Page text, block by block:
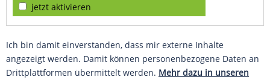
jetzt aktivieren
Ich bin damit einverstanden, dass mir externe Inhalte
angezeigt werden. Damit können personenbezogene Daten an
Drittplattformen übermittelt werden. Mehr dazu in unseren